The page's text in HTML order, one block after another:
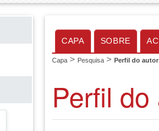
CAPA SOBRE
Capa > Pesquisa > Perfil do autor
Perfil